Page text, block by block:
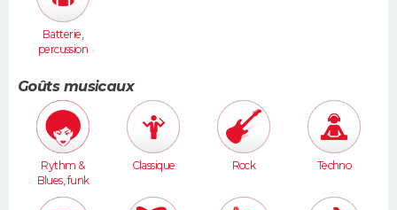
Batterie,
percussion
Goûts musicaux
Rythm &
Blues, funk
Classique Rock Techno